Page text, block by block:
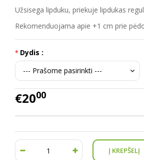
Užsisega lipduku, priekuje lipdukas
Rekomenduojama apie +1 cm prie
Dydis :
€2000